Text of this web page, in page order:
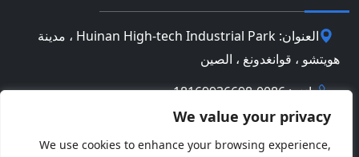
We value your privacy
We use cookies to enhance your browsing experience,
العنوان: Huinan High-tech Industrial Park ، مدينة
هويتشو ، قوانغدونغ ، الصين
هاتف: 0086-18169936698
info@jbbatterychina.com